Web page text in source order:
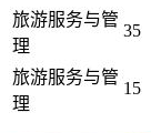
旅游服务与管
理
35
旅游服务与管
理
15